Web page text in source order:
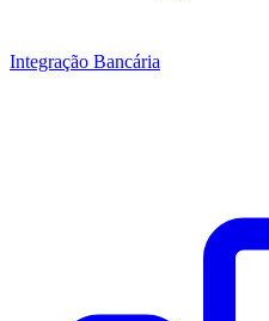
Integração Bancária